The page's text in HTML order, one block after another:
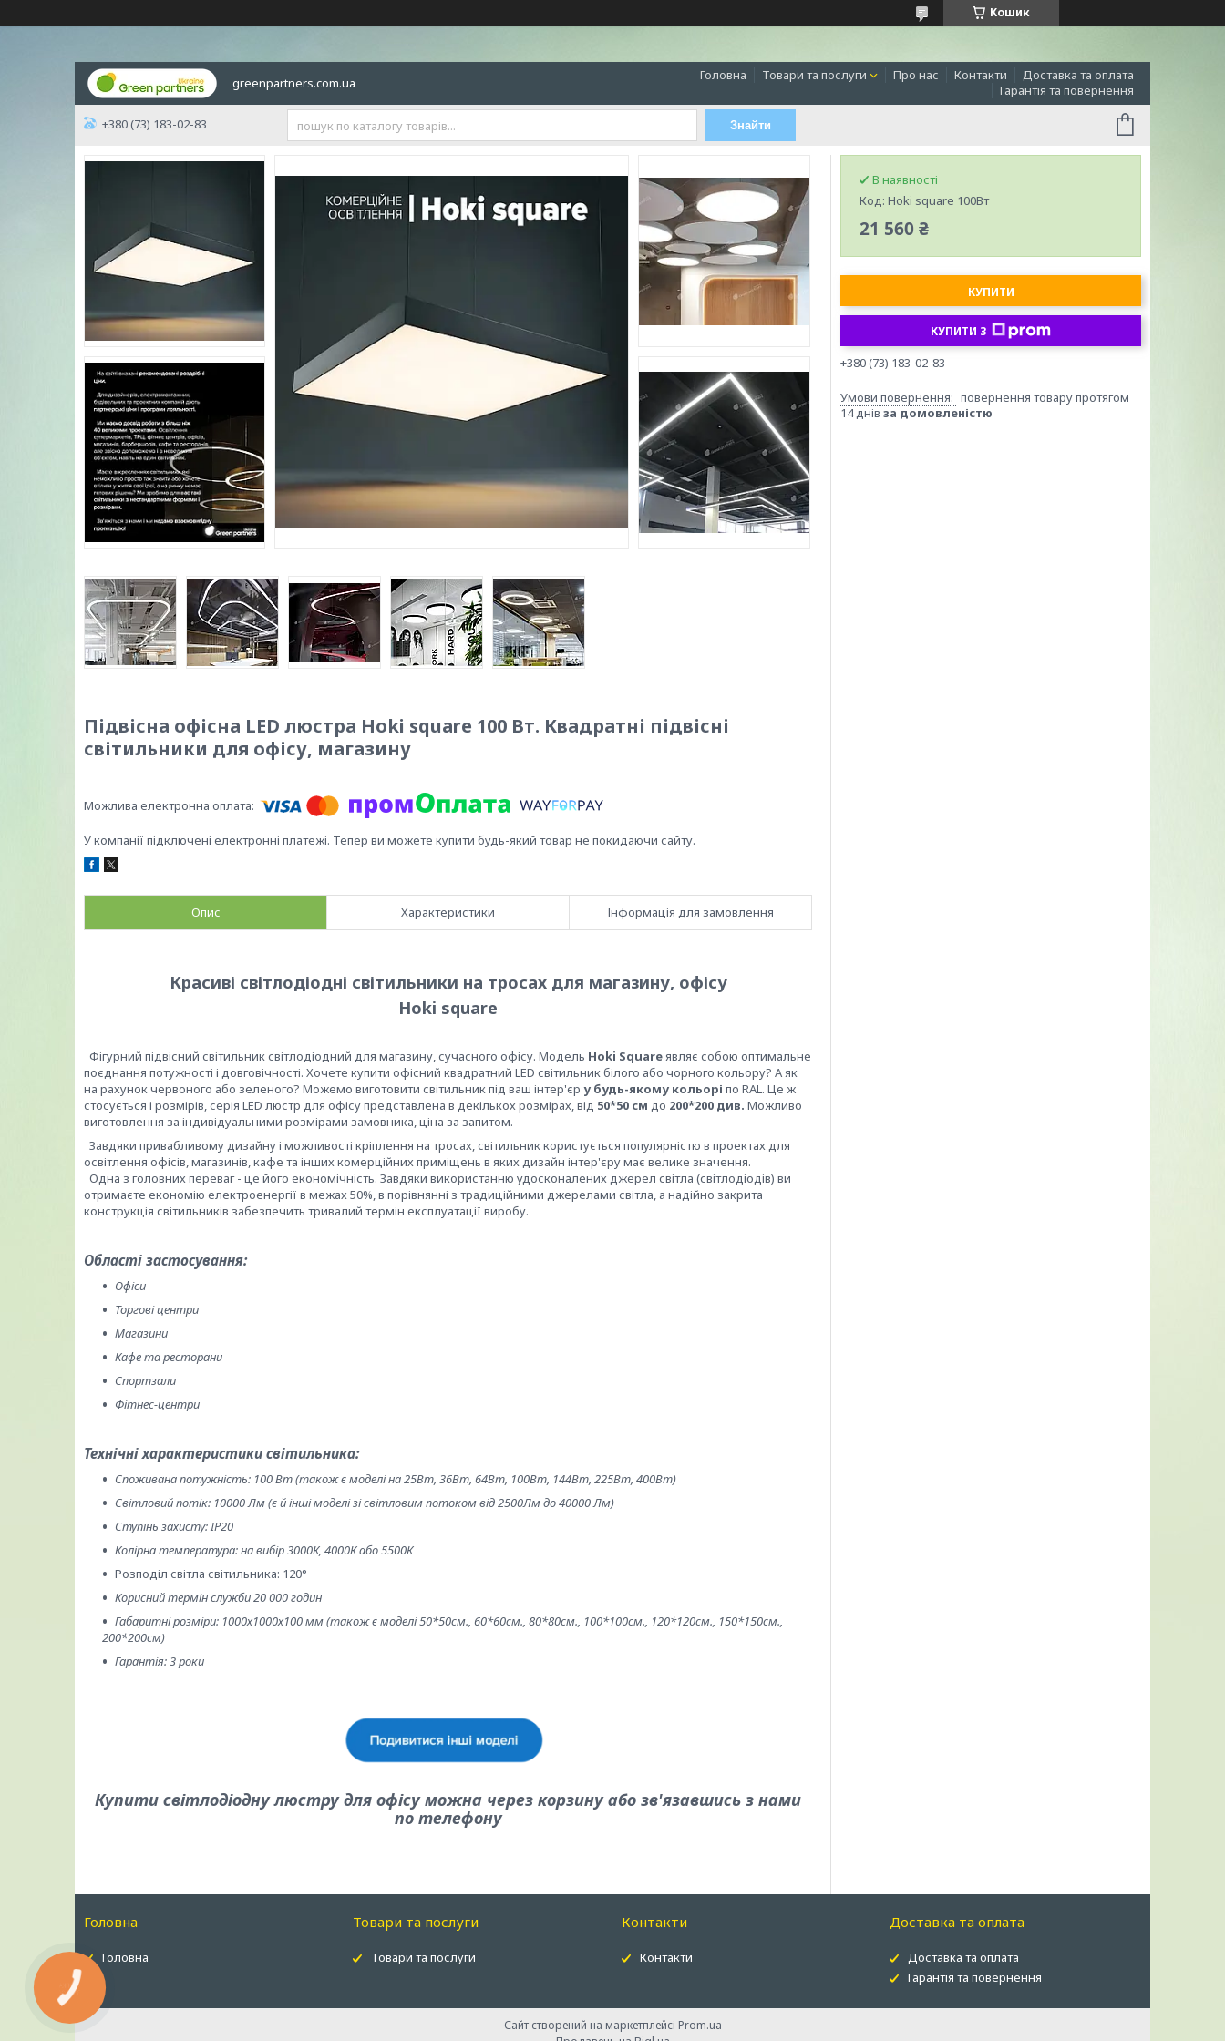
Кошик
greenpartners.com.ua Головна Товари та послуги Про нас Контакти
Доставка та оплата
Гарантія та повернення
+380 (73) 183-02-83 Знайти
Підвісна офісна LED люстра Hoki square 100 Вт. Квадратні підвісні
світильники для офісу, магазину
У компанії підключені електронні платежі. Тепер ви можете купити будь-який товар не покидаючи сайту.
Опис Характеристики Інформація для замовлення
Красиві світлодіодні світильники на тросах для магазину, офісу
Hoki square
Фігурний підвісний світильник світлодіодний для магазину, сучасного офісу. Модель Hoki Square являє собою оптимальне
поєднання потужності і довговічності. Хочете купити офісний квадратний LED світильник білого або чорного кольору? А як
на рахунок червоного або зеленого? Можемо виготовити світильник під ваш інтер'єр у будь-якому кольорі по RAL. Це ж
стосується і розмірів, серія LED люстр для офісу представлена в декількох розмірах, від 50*50 см до 200*200 див. Можливо
виготовлення за індивідуальними розмірами замовника, ціна за запитом.
Завдяки привабливому дизайну і можливості кріплення на тросах, світильник користується популярністю в проектах для
освітлення офісів, магазинів, кафе та інших комерційних приміщень в яких дизайн інтер'єру має велике значення.
Одна з головних переваг - це його економічність. Завдяки використанню удосконалених джерел світла (світлодіодів) ви
отримаєте економію електроенергії в межах 50%, в порівнянні з традиційними джерелами світла, а надійно закрита
конструкція світильників забезпечить тривалий термін експлуатації виробу.
Області застосування:
Офіси
Торгові центри
Магазини
Кафе та ресторани
Спортзали
Фітнес-центри
Технічні характеристики світильника:
Споживана потужність: 100 Вт (також є моделі на 25Вт, 36Вт, 64Вт, 100Вт, 144Вт, 225Вт, 400Вт)
Світловий потік: 10000 Лм (є й інші моделі зі світловим потоком від 2500Лм до 40000 Лм)
Ступінь захисту: IP20
Колірна температура: на вибір 3000К, 4000К або 5500К
Розподіл світла світильника: 120°
Корисний термін служби 20 000 годин
Габаритні розміри: 1000х1000х100 мм (також є моделі 50*50см., 60*60см., 80*80см., 100*100см., 120*120см., 150*150см.,
200*200см)
Гарантія: 3 роки
Купити світлодіодну люстру для офісу можна через корзину або зв'язавшись з нами
по телефону
В наявності
Код: Hoki square 100Вт
21 560 ₴
КУПИТИ
КУПИТИ З
+380 (73) 183-02-83
повернення товару протягом
14 днів за домовленістю
Головна
Головна
Товари та послуги
Товари та послуги
Контакти
Контакти
Доставка та оплата
Доставка та оплата
Гарантія та повернення
Сайт створений на маркетплейсі Prom.ua